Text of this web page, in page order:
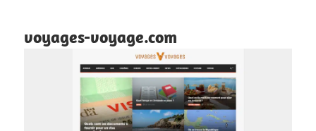
voyages-voyage.com